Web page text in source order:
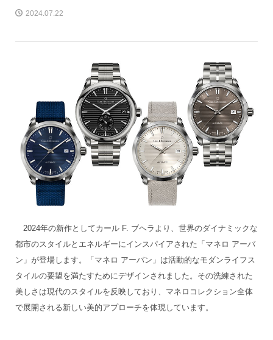
2024.07.22
2024年の新作としてカール F. ブヘラより、世界のダイナミックな
都市のスタイルとエネルギーにインスパイアされた「マネロ アーバ
ン」が登場します。「マネロ アーバン」は活動的なモダンライフス
タイルの要望を満たすためにデザインされました。その洗練された
美しさは現代のスタイルを反映しており、マネロコレクション全体
で展開される新しい美的アプローチを体現しています。